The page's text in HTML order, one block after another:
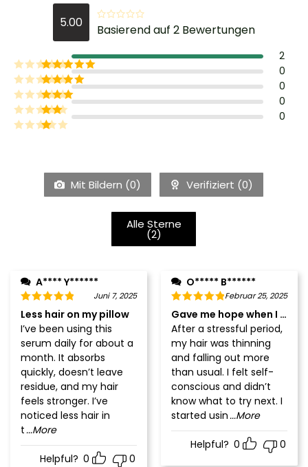
5.00 Basierend auf 2 Bewertungen
2
0
0
0
0
Mit Bildern (0) Verifiziert (0)
Alle Sterne
(2)
A**** Y******
Juni 7, 2025
Less hair on my pillow
I’ve been using this
serum daily for about a
month. It absorbs
quickly, doesn’t leave
residue, and my hair
feels stronger. I’ve
noticed less hair in
t...More
Helpful? 0 0
O***** B******
Februar 25, 2025
Gave me hope when I
After a stressful period,
my hair was thinning
and falling out more
than usual. I felt self-
conscious and didn’t
know what to try next. I
started usin...More
Helpful? 0 0